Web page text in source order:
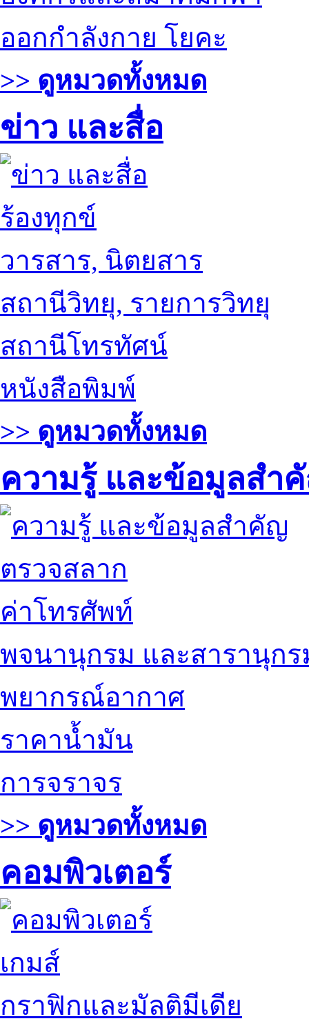
ออกกำลังกาย โยคะ
>> ดูหมวดทั้งหมด
ข่าว และสื่อ
ร้องทุกข์
วารสาร, นิตยสาร
สถานีวิทยุ, รายการวิทยุ
สถานีโทรทัศน์
หนังสือพิมพ์
>> ดูหมวดทั้งหมด
ความรู้ และข้อมูลสำ
ตรวจสลาก
ค่าโทรศัพท์
พจนานุกรม และสารานุกร
พยากรณ์อากาศ
ราคาน้ำมัน
การจราจร
>> ดูหมวดทั้งหมด
คอมพิวเตอร์
เกมส์
กราฟิกและมัลติมีเดีย